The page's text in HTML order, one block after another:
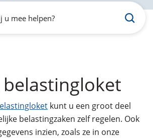
kunt u een groot deel
belastingzaken zelf regelen. Ook
inzien, zoals ze in onze